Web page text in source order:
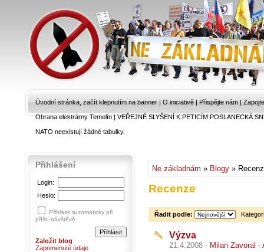
Úvodní stránka, začít klepnutím na banner | O iniciativě | Přispějte nám |
Obrana elektrárny Temelín|VEŘEJNÉ SLYŠENÍ K PETICÍM POSLANECKÁ
NATO neexistují žádné tabulky.
Ne základnám » Blogy »
Recenze
Řadit podle:
Výzva
21.4.2008 - Milan Zavoral -
Přihlášení
Login:
Heslo:
Přihlásit automaticky při
příští návštěvě.
Založit blog
Zapomenuté údaje